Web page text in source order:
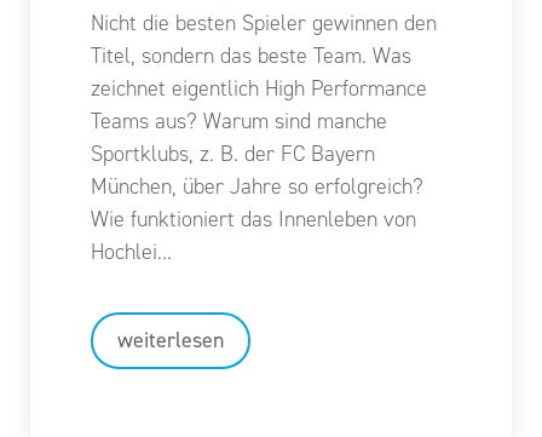
Nicht die besten Spieler gewinnen den
Titel, sondern das beste Team. Was
zeichnet eigentlich High Performance
Teams aus? Warum sind manche
Sportklubs, z. B. der FC Bayern
München, über Jahre so erfolgreich?
Wie funktioniert das Innenleben von
Hochlei…
weiterlesen